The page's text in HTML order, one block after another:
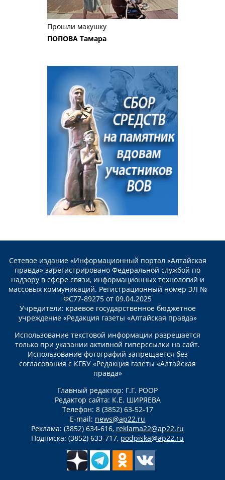
Прошли макушку
ПОПОВА Тамара
Сетевое издание «Информационный портал «Алтайская
правда» зарегистрировано Федеральной службой по
надзору в сфере связи, информационных технологий и
массовых коммуникаций. Регистрационный номер ЭЛ №
ФС77-89275 от 09.04.2025
Учредители: краевое государственное бюджетное
учреждение «Редакция газеты «Алтайская правда»
Использование текстовой информации разрешается
только при указании активной гиперссылки на сайт.
Использование фотографий запрещается без
согласования с КГБУ «Редакция газеты «Алтайская
правда»
Главный редактор: Г.Г. РООР
Редактор сайта: К.Е. ШИРЯЕВА
Телефон: 8 (3852) 63-52-17
E-mail: news@ap22.ru
Реклама: (3852) 634-616, reklama22@ap22.ru
Подписка: (3852) 633-717, podpiska@ap22.ru